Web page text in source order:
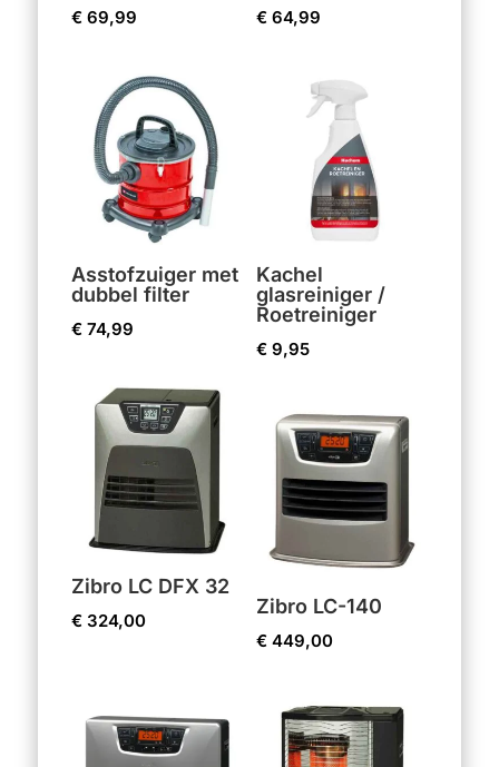
€69,99 € 64,99
Asstofzuiger met
dubbel filter
€74,99
Kachel
glasreiniger /
Roetreiniger
€ 9,95
Zibro LC DFX 32
€324,00
Zibro LC-140
€ 449,00